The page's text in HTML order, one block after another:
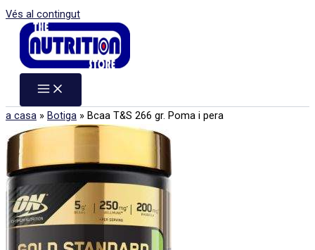
Vés al contingut
a casa » Botiga » Bcaa T&S 266 gr. Poma i pera